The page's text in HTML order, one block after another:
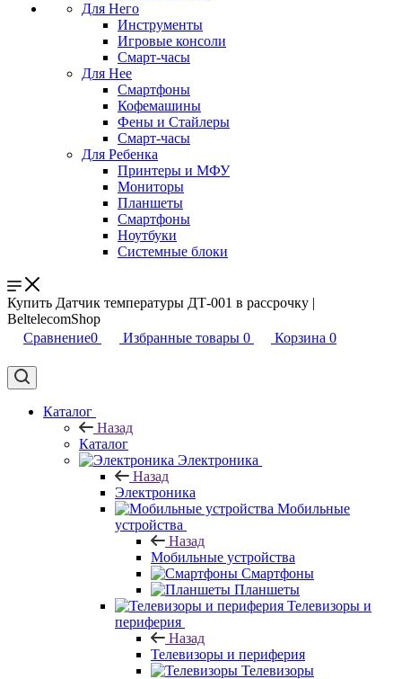
Для Него
Инструменты
Игровые консоли
Смарт-часы
Для Нее
Смартфоны
Кофемашины
Фены и Стайлеры
Смарт-часы
Для Ребенка
Принтеры и МФУ
Мониторы
Планшеты
Смартфоны
Ноутбуки
Системные блоки
Купить Датчик температуры ДТ-001 в рассрочку |
BeltelecomShop
Сравнение0 Избранные товары 0 Корзина 0
Каталог
Назад
Каталог
Электроника
Назад
Электроника
Мобильные
устройства
Назад
Мобильные устройства
Смартфоны
Планшеты
Телевизоры и
периферия
Назад
Телевизоры и периферия
Телевизоры